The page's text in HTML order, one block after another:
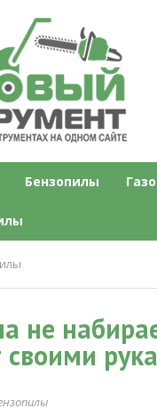
инструментах на
Бензопилы
не
своими